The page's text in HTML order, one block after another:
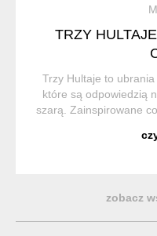
TRZY
Trzy Hultaje to
które są odpowiedzią
szarą. Zainspirowane
zobacz